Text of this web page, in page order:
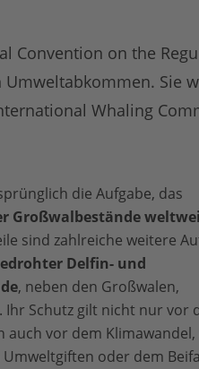
Convention on the
Sie
Whaling
die Aufgabe, das
Großwalbestände
sind zahlreiche weitere
Delfin- und
, neben den Großwalen,
Ihr Schutz gilt nicht nur vor
auch vor dem Klimawandel,
oder dem